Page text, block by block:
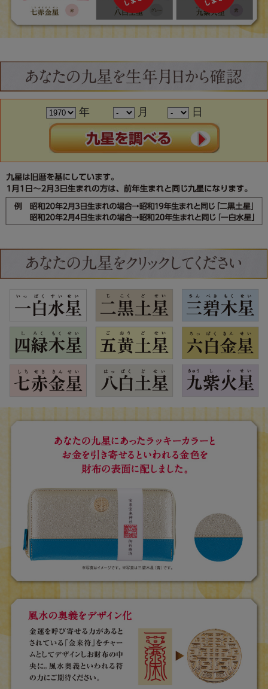
年 月 日